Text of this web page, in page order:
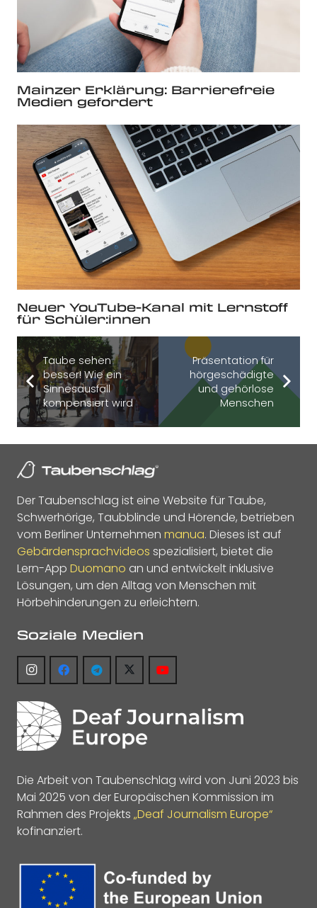
Mainzer Erklärung: Barrierefreie
Medien gefordert
Neuer YouTube-Kanal mit Lernstoff
für Schüler:innen
Taube sehen
besser! Wie ein
Sinnesausfall
kompensiert wird
Präsentation für
hörgeschädigte
und gehörlose
Menschen
Der Taubenschlag ist eine Website für Taube,
Schwerhörige, Taubblinde und Hörende, betrieben
vom Berliner Unternehmen manua. Dieses ist auf
Gebärdensprachvideos spezialisiert, bietet die
Lern-App Duomano an und entwickelt inklusive
Lösungen, um den Alltag von Menschen mit
Hörbehinderungen zu erleichtern.
Soziale Medien
Die Arbeit von Taubenschlag wird von Juni 2023 bis
Mai 2025 von der Europäischen Kommission im
Rahmen des Projekts „Deaf Journalism Europe“
kofinanziert.